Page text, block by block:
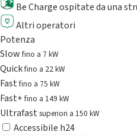
Be Charge ospitate da una
Altri operatori
Potenza
Slowfino a 7 kW
Quickfino a 22 kW
Fastfino a 75 kW
Fast+fino a 149 kW
Ultrafast superiori a 150 kW
Accessibile h24